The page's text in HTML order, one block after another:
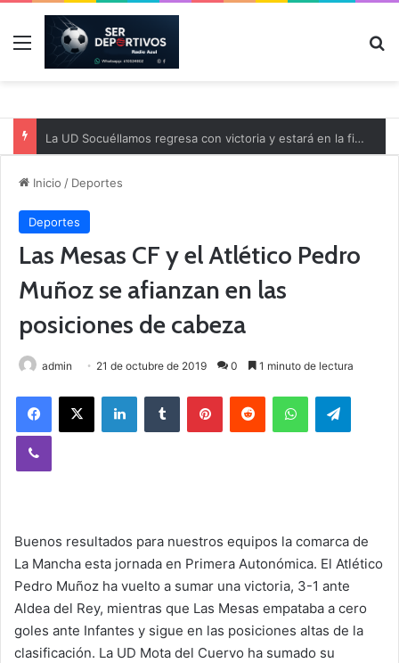
Menú
Inicio / Deportes
Deportes
Las Mesas CF y el Atlético Pedro
Muñoz se afianzan en las
posiciones de cabeza
admin 21 de octubre de 2019 0 1 minuto de lectura
Buenos resultados para nuestros equipos la comarca de
La Mancha esta jornada en Primera Autonómica. El Atlético
Pedro Muñoz ha vuelto a sumar una victoria, 3-1 ante
Aldea del Rey, mientras que Las Mesas empataba a cero
goles ante Infantes y sigue en las posiciones altas de la
clasificación. La UD Mota del Cuervo ha sumado su